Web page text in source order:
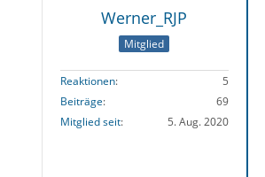
Werner_RJP
Mitglied
Reaktionen
5
Beiträge
69
Mitglied seit
5. Aug. 2020